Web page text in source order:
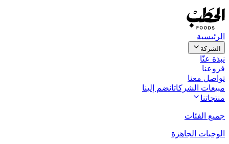
الرئيسية
الشركة
نبذة عنّا
فروعنا
تواصل معنا
مبيعات الشركاتانضم إلينا
منتجاتنا
جميع الفئات
الوجبات الجاهزة